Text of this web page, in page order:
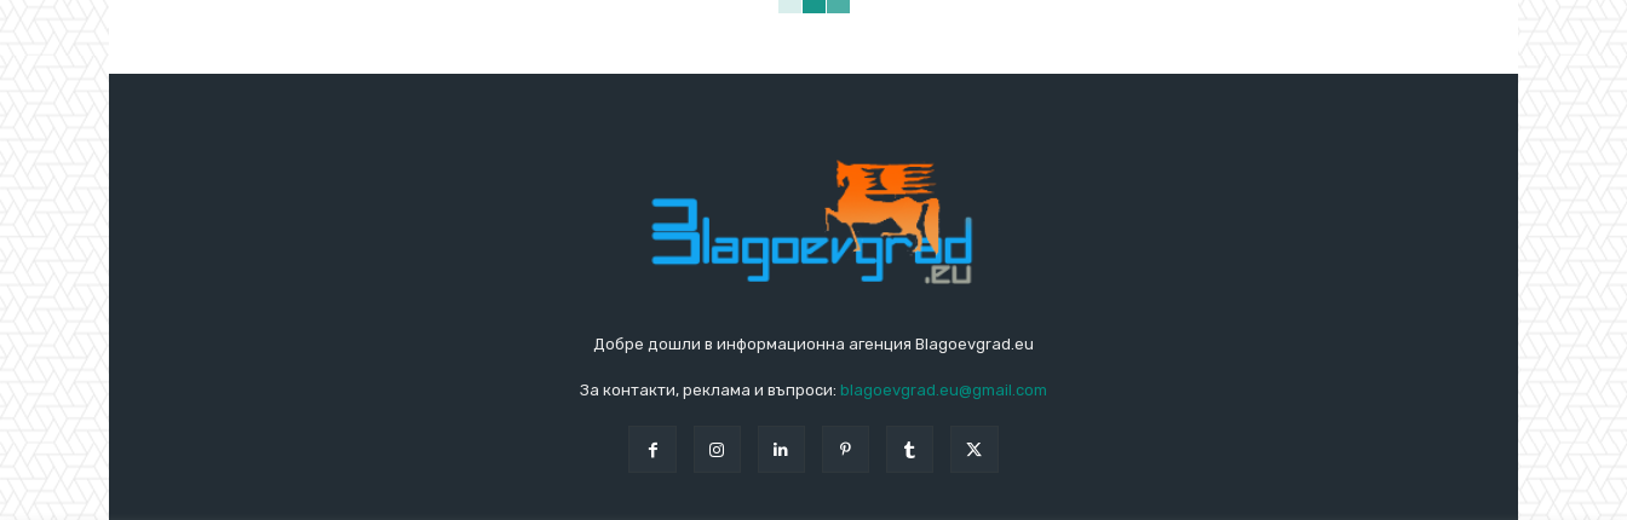
Добре дошли в информационна агенция Blagoevgrad.eu
За контакти, реклама и въпроси: blagoevgrad.eu@gmail.com